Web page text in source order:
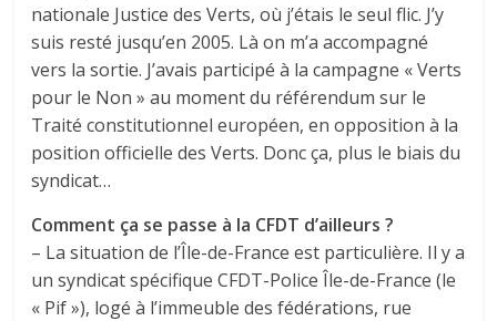
nationale Justice des Verts, où j’étais le seul flic. J’y
suis resté jusqu’en 2005. Là on m’a accompagné
vers la sortie. J’avais participé à la campagne « Verts
pour le Non » au moment du référendum sur le
Traité constitutionnel européen, en opposition à la
position officielle des Verts. Donc ça, plus le biais du
syndicat…
Comment ça se passe à la CFDT d’ailleurs ?
– La situation de l’Île-de-France est particulière. Il y a
un syndicat spécifique CFDT-Police Île-de-France (le
« Pif »), logé à l’immeuble des fédérations, rue